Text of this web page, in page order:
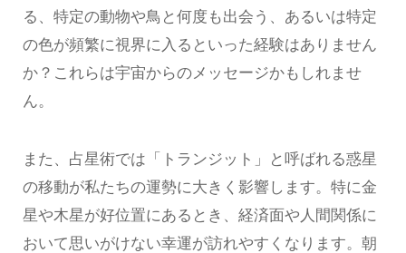
る、特定の動物や鳥と何度も出会う、あるいは特定
の色が頻繁に視界に入るといった経験はありません
か？これらは宇宙からのメッセージかもしれませ
ん。
また、占星術では「トランジット」と呼ばれる惑星
の移動が私たちの運勢に大きく影響します。特に金
星や木星が好位置にあるとき、経済面や人間関係に
おいて思いがけない幸運が訪れやすくなります。朝